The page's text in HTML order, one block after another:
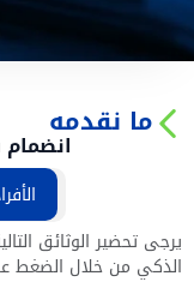
ما نقدمه
يرجى تحضير الوثائق
الذكي من خلال الضغط